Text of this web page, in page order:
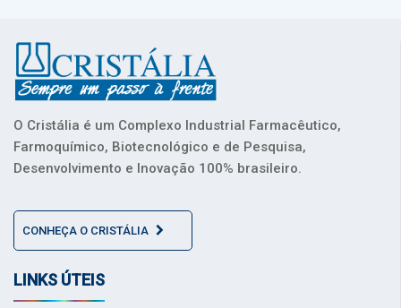
O Cristália é um Complexo Industrial Farmacêutico,
Farmoquímico, Biotecnológico e de Pesquisa,
Desenvolvimento e Inovação 100% brasileiro.
CONHEÇA O CRISTÁLIA
LINKS ÚTEIS